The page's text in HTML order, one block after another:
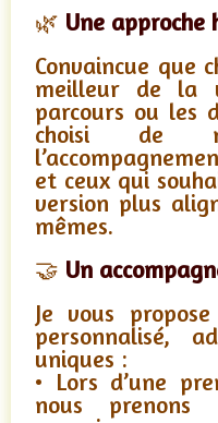
🌿 Une approche
Convaincue que
meilleur de la
parcours ou les
choisi de
et ceux qui
version plus
mêmes.
🤝 Un
Je vous
personnalisé,
uniques :
• Lors d’une
nous